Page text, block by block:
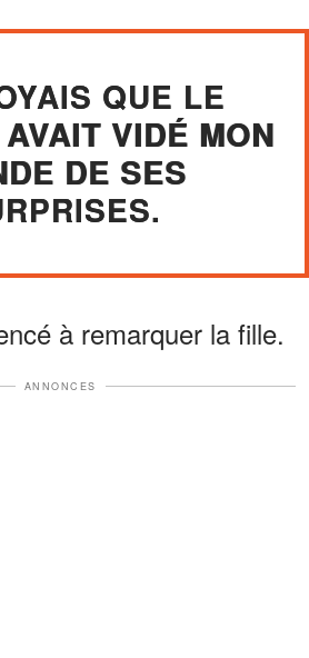
QUE LE
VIDÉ MON
DE SES
à remarquer la fille.
ANNONCES